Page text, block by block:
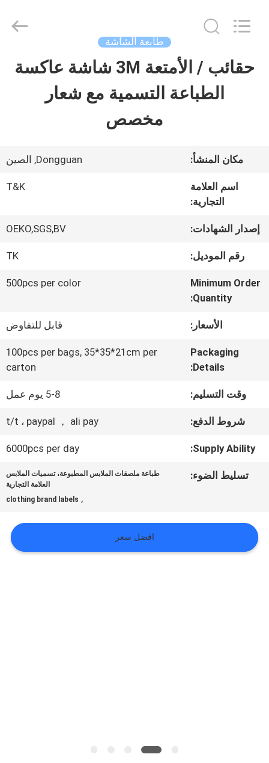
منزل
حول
جولة
المعمل
الجودة
اتصل
أخبار
القضايا
Garment
Accessories
Reserved.
طابعة الشاشة
حقائب / الأمتعة 3M شاشة عاكسة
الطباعة التسمية مع شعار
مخصص
مكان المنشأ: Dongguan, الصين
اسم العلامة
التجارية:
T&K
إصدار الشهادات: OEKO,SGS,BV
رقم الموديل: TK
Minimum Order
Quantity:
500pcs per color
الأسعار: قابل للتفاوض
Packaging
Details:
100pcs per bags, 35*35*21cm per
carton
وقت التسليم: 5-8 يوم عمل
شروط الدفع: t/t ، paypal ， ali pay
Supply Ability:
6000pcs per day
تسليط الضوء:
طباعة ملصقات الملابس المطبوعة، تسميات الملابس
العلامة التجارية
,
clothing brand labels
افضل سعر